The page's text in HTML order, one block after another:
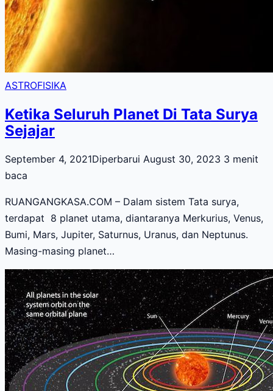
ASTROFISIKA
Ketika Seluruh Planet Di Tata Surya
Sejajar
September 4, 2021Diperbarui August 30, 2023 3 menit
baca
RUANGANGKASA.COM – Dalam sistem Tata surya,
terdapat 8 planet utama, diantaranya Merkurius, Venus,
Bumi, Mars, Jupiter, Saturnus, Uranus, dan Neptunus.
Masing-masing planet…